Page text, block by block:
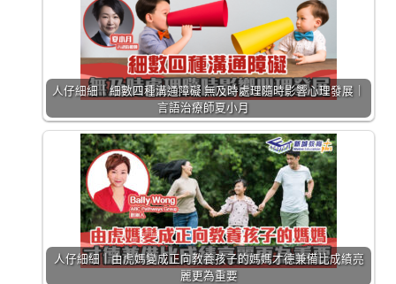
人仔細細｜細數四種溝通障礙 無及時處理隨時影響心理發展｜
言語治療師夏小月
人仔細細｜由虎媽變成正向教養孩子的媽媽才德兼備比成績亮
麗更為重要